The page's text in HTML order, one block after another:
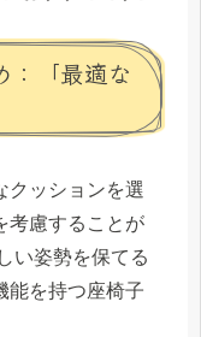
：「最適な
クッションを選
考慮することが
い姿勢を保てる
能を持つ座椅子